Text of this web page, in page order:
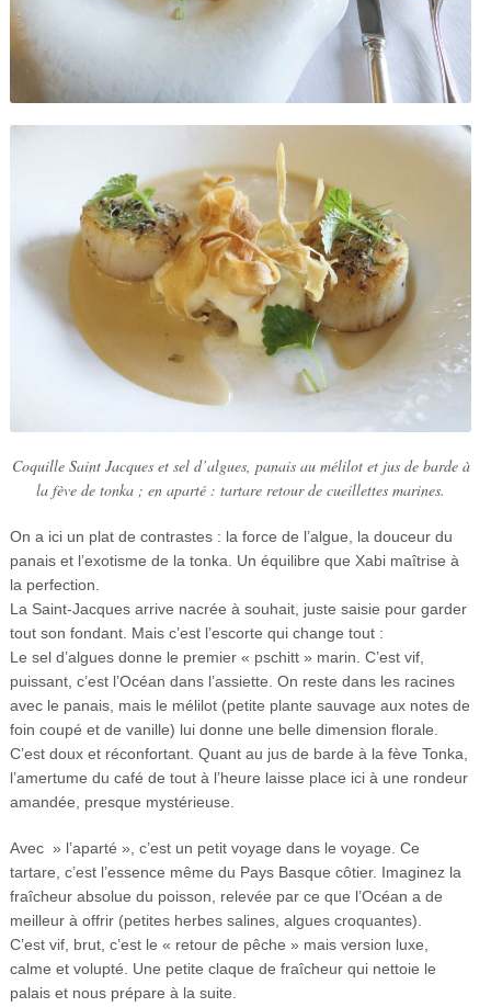
Coquille Saint Jacques et sel d’algues, panais au mélilot et jus de barde à
la fève de tonka ; en aparté : tartare retour de cueillettes marines.
On a ici un plat de contrastes : la force de l’algue, la douceur du
panais et l’exotisme de la tonka. Un équilibre que Xabi maîtrise à
la perfection.
La Saint-Jacques arrive nacrée à souhait, juste saisie pour garder
tout son fondant. Mais c’est l’escorte qui change tout :
Le sel d’algues donne le premier « pschitt » marin. C’est vif,
puissant, c’est l’Océan dans l’assiette. On reste dans les racines
avec le panais, mais le mélilot (petite plante sauvage aux notes de
foin coupé et de vanille) lui donne une belle dimension florale.
C’est doux et réconfortant. Quant au jus de barde à la fève Tonka,
l’amertume du café de tout à l’heure laisse place ici à une rondeur
amandée, presque mystérieuse.
Avec » l’aparté », c’est un petit voyage dans le voyage. Ce
tartare, c’est l’essence même du Pays Basque côtier. Imaginez la
fraîcheur absolue du poisson, relevée par ce que l’Océan a de
meilleur à offrir (petites herbes salines, algues croquantes).
C’est vif, brut, c’est le « retour de pêche » mais version luxe,
calme et volupté. Une petite claque de fraîcheur qui nettoie le
palais et nous prépare à la suite.